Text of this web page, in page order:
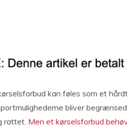
kan føles som et
bliver
rattet. Men et kørselsforbud